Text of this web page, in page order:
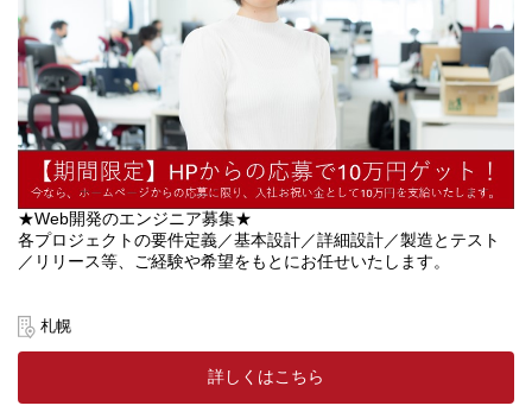
★Web開発のエンジニア募集★
各プロジェクトの要件定義／基本設計／詳細設計／製造とテスト
／リリース等、ご経験や希望をもとにお任せいたします。
施しております。
※5割が社内受託開発、5割がお客様先開発となっております。
※東京案件にリモートでアサインすることも可能◎
札幌
詳しくはこちら